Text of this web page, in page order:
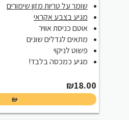
שומר על טריות מזון שימורים
מגיע בצבע אקראי
אוטם כניסת אוויר
מתאים לגדלים שונים
פשוט לניקוי
מגיע כמכסה בלבד!
₪18.00
₪